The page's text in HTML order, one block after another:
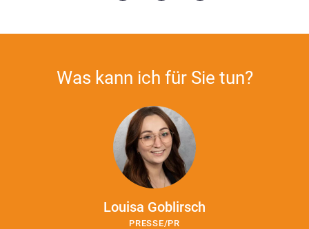
Was kann ich für Sie tun?
Louisa Goblirsch
PRESSE/PR